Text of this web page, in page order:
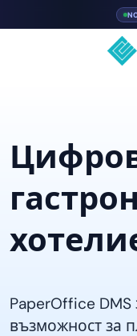
PaperOffice
възможност за